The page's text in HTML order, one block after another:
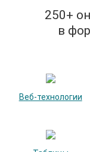
250+
в
Веб-технологии